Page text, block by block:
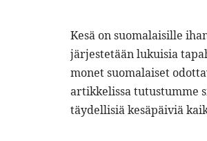
Kesä on suomalaisille
järjestetään lukuisia
monet suomalaiset
artikkelissa tutustumme
täydellisiä kesäpäiviä